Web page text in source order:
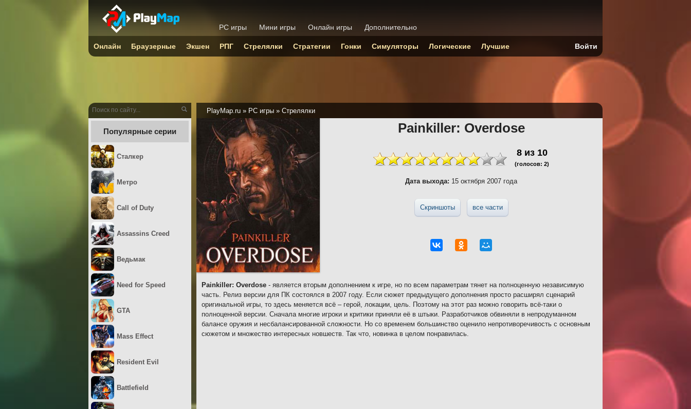
PlayMap.ru » PC игры » Стрелялки
Painkiller: Overdose
8из 10
(голосов: 2)
Дата выхода: 15 октября 2007 года
Скриншоты все части
Painkiller: Overdose - является вторым дополнением к игре, но по всем параметрам тянет на полноценную независимую
часть. Релиз версии для ПК состоялся в 2007 году. Если сюжет предыдущего дополнения просто расширял сценарий
оригинальной игры, то здесь меняется всё – герой, локации, цель. Поэтому на этот раз можно говорить всё-таки о
полноценной версии. Сначала многие игроки и критики приняли её в штыки. Разработчиков обвиняли в непродуманном
балансе оружия и несбалансированной сложности. Но со временем большинство оценило непротиворечивость с основным
сюжетом и множество интересных новшеств. Так что, новинка в целом понравилась.
Популярные серии
Сталкер
Метро
Call of Duty
Assassins Creed
Ведьмак
Need for Speed
GTA
Mass Effect
Resident Evil
Battlefield
PC игры Мини игры Онлайн игры Дополнительно
Онлайн Браузерные Экшен РПГ Стрелялки Стратегии Гонки Симуляторы Логические Лучшие Войти